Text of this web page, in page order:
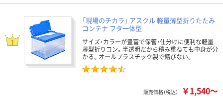
「現場のチカラ」 アスクル 軽量薄型折りたたみ
コンテナ フタ一体型
サイズ・カラーが豊富で保管・仕分けに便利な軽量
薄型折りコン。半透明だから積み重ねても中身が分
かる。オールプラスチック製で錆びない。
販売価格（税込） ￥1,540～